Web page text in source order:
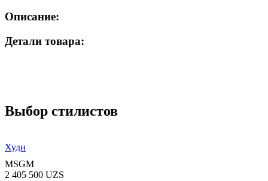
Описание:
Детали товара:
Выбор стилистов
Худи
MSGM
2 405 500 UZS